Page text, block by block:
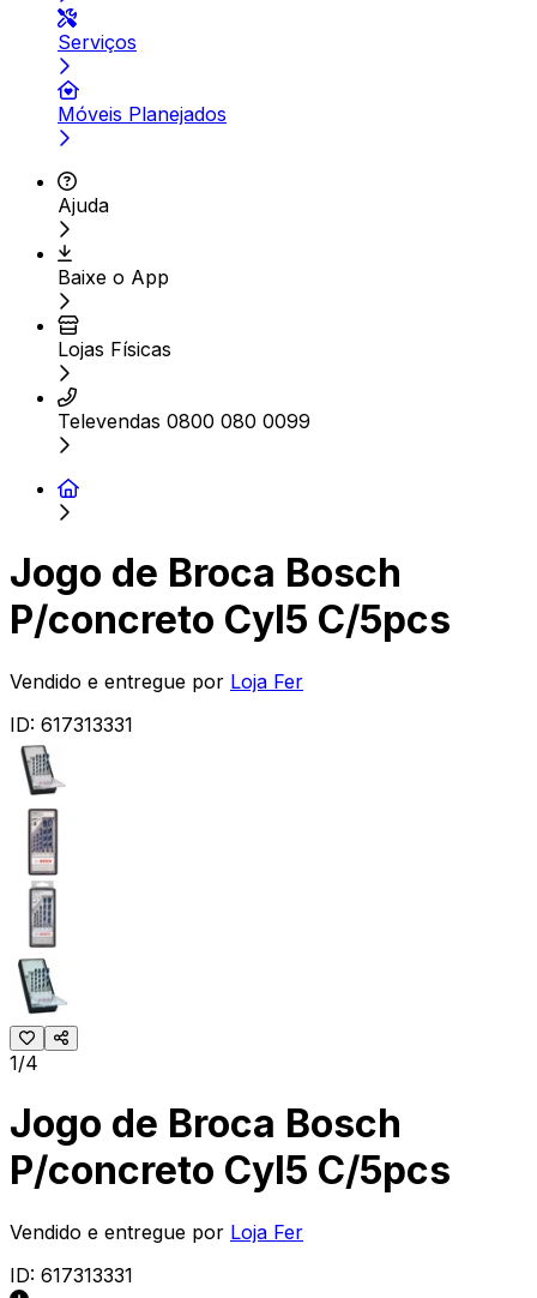
Serviços
Móveis Planejados
Ajuda
Baixe o App
Lojas Físicas
Televendas 0800 080 0099
Jogo de Broca Bosch
P/concreto Cyl5 C/5pcs
Vendido e entregue por Loja Fer
ID: 617313331
1/4
Jogo de Broca Bosch
P/concreto Cyl5 C/5pcs
Vendido e entregue por Loja Fer
ID: 617313331